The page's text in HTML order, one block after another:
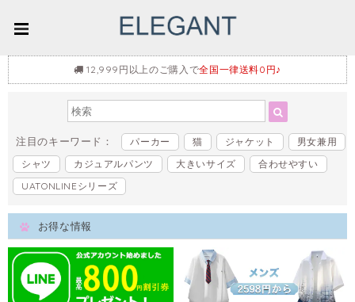
12,999円以上のご購入で全国一律送料0円♪
注目のキーワード： パーカー 猫 ジャケット
男女兼用
シャツ
カジュアルパンツ 大きいサイズ
合わせやすい
UATONLINEシリーズ
お得な情報